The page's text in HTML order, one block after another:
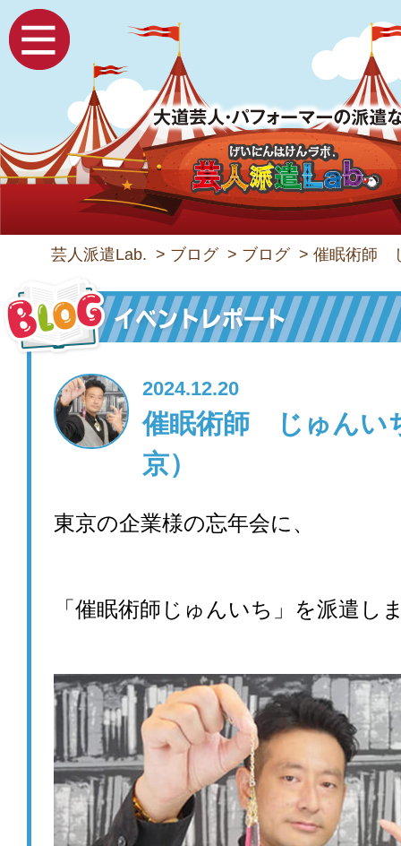
芸人派遣Lab. > ブログ > ブログ > 催眠術師
2024.12.20
催眠術師 じゅん
京）
東京の企業様の忘年会に、
「催眠術師じゅんいち」を派遣し